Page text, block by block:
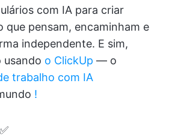
com IA para criar
que pensam, encaminham e
independente. E sim,
usando o ClickUp — o
trabalho com IA
!